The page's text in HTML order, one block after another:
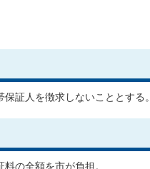
証人を徴求しないこととする。
の全額を市が負担。